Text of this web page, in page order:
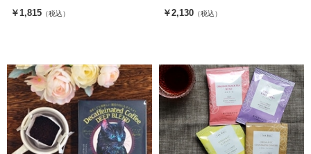
￥1,815 （税込） ￥2,130 （税込）